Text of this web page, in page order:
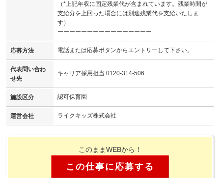
（*上記年収に固定残業代が含まれています。残業時間が
支給分を上回った場合には別途残業代を支給いたしま
す）
ーーーーーーーーーーーーーーーー
応募方法 電話または応募ボタンからエントリーして下さい。
代表問い合わ
せ先
キャリア採用担当 0120-314-506
施設区分 認可保育園
運営会社 ライクキッズ株式会社
このままWEBから！
この仕事に応募する